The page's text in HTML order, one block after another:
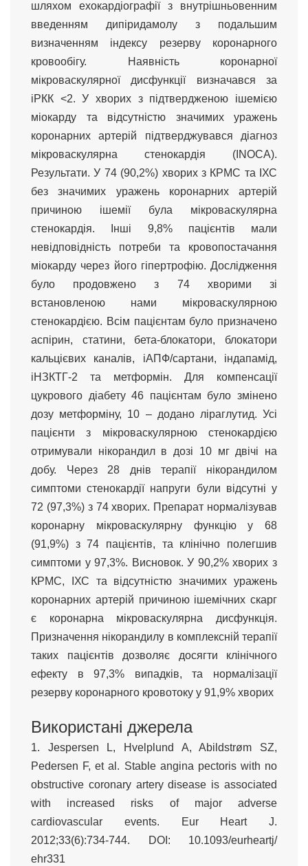
шляхом ехокардіографії з внутрішньовенним
введенням дипіридамолу з подальшим
визначенням індексу резерву коронарного
кровообігу. Наявність коронарної
мікроваскулярної дисфункції визначався за
іРКК <2. У хворих з підтвердженою ішемією
міокарду та відсутністю значимих уражень
коронарних артерій підтверджувався діагноз
мікроваскулярна стенокардія (INOCA).
Результати. У 74 (90,2%) хворих з КРМС та ІХС
без значимих уражень коронарних артерій
причиною ішемії була мікроваскулярна
стенокардія. Інші 9,8% пацієнтів мали
невідповідність потреби та кровопостачання
міокарду через його гіпертрофію. Дослідження
було продовжено з 74 хворими зі
встановленою нами мікроваскулярною
стенокардією. Всім пацієнтам було призначено
аспірин, статини, бета-блокатори, блокатори
кальцієвих каналів, іАПФ/сартани, індапамід,
іНЗКТГ-2 та метформін. Для компенсації
цукрового діабету 46 пацієнтам було змінено
дозу метформіну, 10 – додано ліраглутид. Усі
пацієнти з мікроваскулярною стенокардією
отримували нікорандил в дозі 10 мг двічі на
добу. Через 28 днів терапії нікорандилом
симптоми стенокардії напруги були відсутні у
72 (97,3%) з 74 хворих. Препарат нормалізував
коронарну мікроваскулярну функцію у 68
(91,9%) з 74 пацієнтів, та клінічно полегшив
симптоми у 97,3%. Висновок. У 90,2% хворих з
КРМС, ІХС та відсутністю значимих уражень
коронарних артерій причиною ішемічних скарг
є коронарна мікроваскулярна дисфункція.
Призначення нікорандилу в комплексній терапії
таких пацієнтів дозволяє досягти клінічного
ефекту в 97,3% випадків, та нормалізації
резерву коронарного кровотоку у 91,9% хворих
Використані джерела
1. Jespersen L, Hvelplund A, Abildstrøm SZ,
Pedersen F, et al. Stable angina pectoris with no
obstructive coronary artery disease is associated
with increased risks of major adverse
cardiovascular events. Eur Heart J.
2012;33(6):734-744. DOI: 10.1093/eurheartj/
ehr331